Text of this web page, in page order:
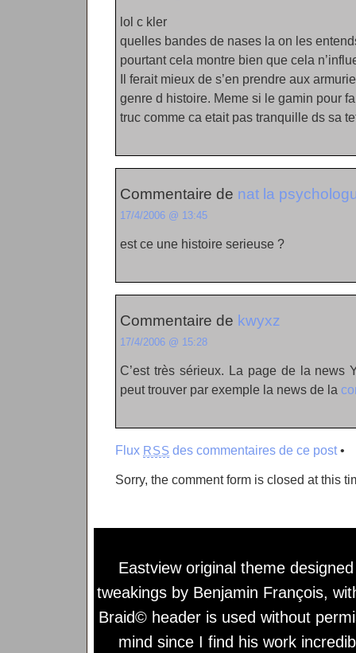
lol c kler
quelles bandes de nases la on les
pourtant cela montre bien que cela
Il ferait mieux de s’en prendre aux
genre d histoire. Meme si le gamin pour
truc comme ca etait pas tranquille ds sa
Commentaire de nat la
17/4/2006 @ 13:45
est ce une histoire serieuse ?
Commentaire de kwyxz
17/4/2006 @ 15:28
C’est très sérieux. La page de la news
peut trouver par exemple la news de la
Flux RSS des commentaires de ce post•
Sorry, the comment form is closed at this
Eastview original theme
tweakings by Benjamin François,
Braid© header is used without
mind since I find his work